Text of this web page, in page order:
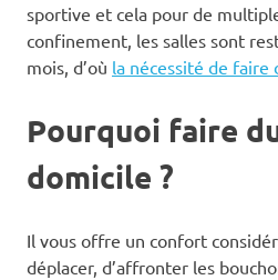
sportive et cela pour de
confinement, les salles sont
mois, d’où la nécessité de faire
Pourquoi faire
domicile ?
Il vous offre un confort
déplacer, d’affronter les